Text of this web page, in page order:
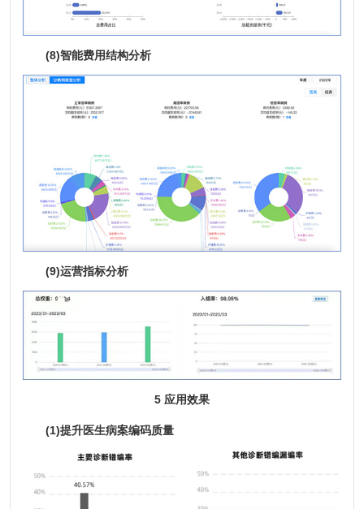
(8)智能费用结构分析
(9)运营指标分析
5 应用效果
(1)提升医生病案编码质量